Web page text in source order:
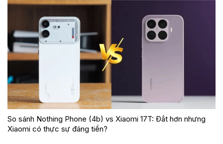
So sánh Nothing Phone (4b) vs Xiaomi 17T: Đắt hơn nhưng
Xiaomi có thực sự đáng tiền?